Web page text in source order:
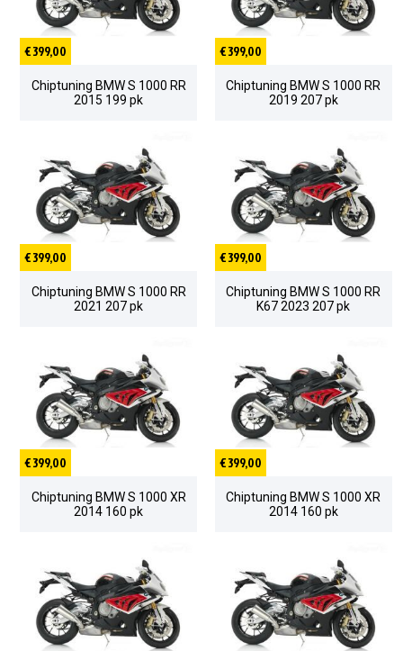
€ 399,00
Chiptuning BMW S 1000 RR
2015 199 pk
€ 399,00
Chiptuning BMW S 1000 RR
2019 207 pk
€ 399,00
Chiptuning BMW S 1000 RR
2021 207 pk
€ 399,00
Chiptuning BMW S 1000 RR
K67 2023 207 pk
€ 399,00
Chiptuning BMW S 1000 XR
2014 160 pk
€ 399,00
Chiptuning BMW S 1000 XR
2014 160 pk